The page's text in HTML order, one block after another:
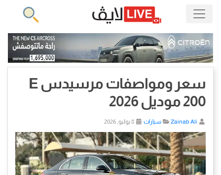
سعر ومواصفات مرسيدس E
200 موديل 2026
Zainab Ali سيارات